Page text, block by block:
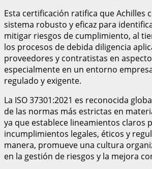
Esta certificación ratifica que Achilles
sistema robusto y eficaz para
mitigar riesgos de cumplimiento, al
los procesos de debida diligencia
proveedores y contratistas en
especialmente en un entorno
regulado y exigente.
La ISO 37301:2021 es reconocida
de las normas más estrictas en
ya que establece lineamientos claros
incumplimientos legales, éticos y
manera, promueve una cultura
en la gestión de riesgos y la mejora